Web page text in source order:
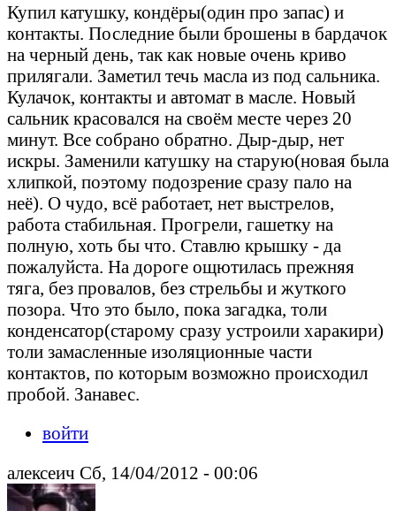
Купил катушку, кондёры(один про запас) и
контакты. Последние были брошены в бардачок
на черный день, так как новые очень криво
прилягали. Заметил течь масла из под сальника.
Кулачок, контакты и автомат в масле. Новый
сальник красовался на своём месте через 20
минут. Все собрано обратно. Дыр-дыр, нет
искры. Заменили катушку на старую(новая была
хлипкой, поэтому подозрение сразу пало на
неё). О чудо, всё работает, нет выстрелов,
работа стабильная. Прогрели, гашетку на
полную, хоть бы что. Ставлю крышку - да
пожалуйста. На дороге ощютилась прежняя
тяга, без провалов, без стрельбы и жуткого
позора. Что это было, пока загадка, толи
конденсатор(старому сразу устроили харакири)
толи замасленные изоляционные части
контактов, по которым возможно происходил
пробой. Занавес.
войти
алексеич Сб, 14/04/2012 - 00:06